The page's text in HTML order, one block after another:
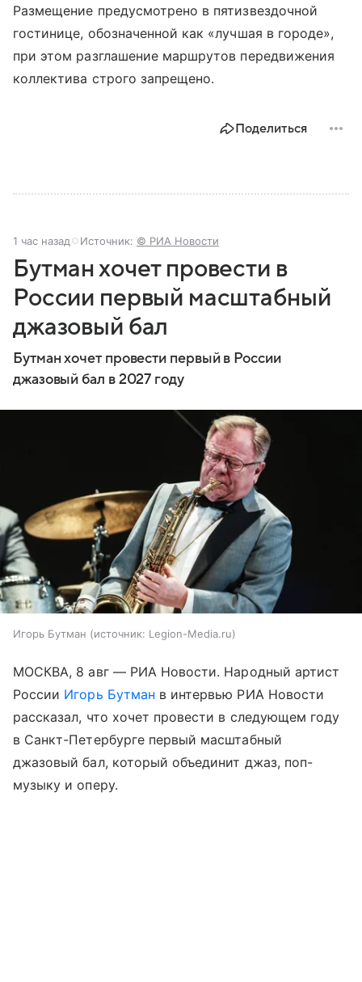
Размещение предусмотрено в пятизвездочной
гостинице, обозначенной как «лучшая в городе»,
при этом разглашение маршрутов передвижения
коллектива строго запрещено.
Поделиться
1 час назад Источник: © РИА Новости
Бутман хочет провести в
России первый масштабный
джазовый бал
Бутман хочет провести первый в России
джазовый бал в 2027 году
Игорь Бутман источник: Legion-Media.ru
МОСКВА, 8 авг — РИА Новости. Народный артист
России Игорь Бутман в интервью РИА Новости
рассказал, что хочет провести в следующем году
в Санкт-Петербурге первый масштабный
джазовый бал, который объединит джаз, поп-
музыку и оперу.